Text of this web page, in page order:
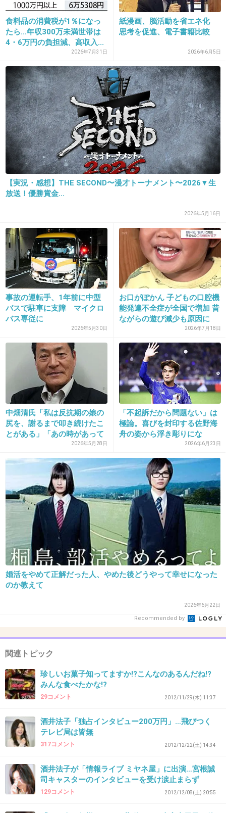
+124 -2
2013/05/10(金) 19:34:54
偶然でもこの人がテレビに出てるのを見るの
は、かなり気分が悪いし迷惑。もう姿現さない
で。それ以外あなたに何も求めません。大嫌
い。
+123 -0
27. 匿名2013/05/10(金) 19:36:38
犯罪者のクセに偉そう！
-1
28. 匿名 2013/05/10(金) 19:37:31
今、辻のトピ見た後なんだが、こいつはダメだ
な
なぜだろう…辻が真面目に思えてしまった
+97 -6
2013/05/10(金) 19:38:33
薬中の犯罪者のくせに偉そうに
+86 -0
30. 匿名 2013/05/10(金) 19:39:40
髪が短いのと長い時の印象が全然違うタイプ
この人って・・・前髪はあった方がしおらしく
見える。
前髪長いとめっちゃ気が強そうに見える
+45 -3
31. 匿名2013/05/10(金) 19:41:00
マジで大嫌い！！自分が犯した過ちを忘れてな
最初から福祉の仕事なんてさらさらやる気なか
ったんだろうね。
+113 -2
32. 匿名2013/05/10(金) 19:41:06
もう応援なんかする気にならない。
消えて下さい。
そして、まっとうな人生歩んで下さい。
+84
食料品の消費税が1％になっ
たら…年収300万未満世帯は
4・6万円の負担減、高収入...
2026年7月31日
紙漫画、脳活動を省エネ化
思考を促進、電子書籍比較
2026年6月5日
【実況・感想】THE SECOND〜漫才トーナメント〜2026▼生
放送！優勝賞金...
2026年5月16日
事故の運転手、1年前に中型
バスで駐車に支障 マイクロ
バス専従に
2026年5月30日
お口がぽかん 子どもの口腔機
能発達不全症が全国で増加 昔
ながらの遊び減少も原因に
2026年7月18日
中畑清氏「私は反抗期の娘の
尻を、謝るまで叩き続けたこ
とがある」「あの時があって
2026年5月28日
「不起訴だから問題ない」は
極論。喜びを封印する佐野海
舟の姿から浮き彫りにな
2026年6月23日
婚活をやめて正解だった人、やめた後どうやって幸せになった
のか教えて
2026年6月22日
Recommended by
関連トピック
珍しいお菓子知ってますか!?こんなのあるんだね!?
みんな食べたかな!?
29コメント 2012/11/29(木) 11:37
酒井法子「独占インタビュー200万円」…飛びつく
テレビ局は皆無
317コメント 2012/12/22(土) 14:34
酒井法子が「情報ライブ ミヤネ屋」に出演…宮根誠
司キャスターのインタビューを受け涙止まらず
129コメント 2012/12/08(土) 20:55